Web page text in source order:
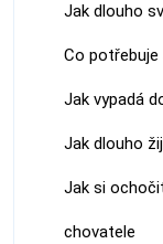
Jak dlouho
Co
Jak vypadá
Jak dlouho
Jak si
chovatele